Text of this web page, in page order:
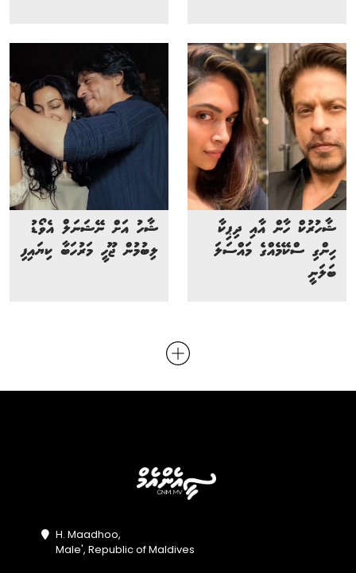
ޝާހުރުކް ހާން އާއި ދިޕިކާ
ހިންގި ސްކޭމެއްގެ މައްސަލަ
ބަލަނީ
ޝާހު އަށް ނޭޝަނަލް އެވޯޑު
ލިބުމުން ޖޫހީ މަރުހަބާ ކިޔައިފި
H. Maadhoo,
Male', Republic of Maldives